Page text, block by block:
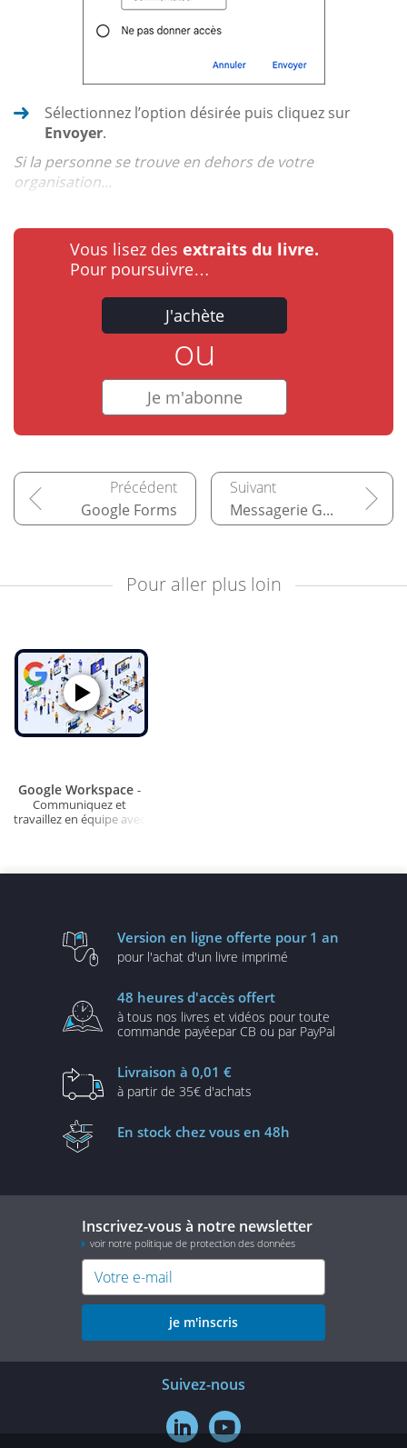
Sélectionnez l’option désirée puis cliquez sur
Envoyer.
Si la personne se trouve en dehors de votre
organisation...
Vous lisez des extraits du livre.
Pour poursuivre…
J'achète
ou
Je m'abonne
Google Forms Messagerie Gmail
Pour aller plus loin
Google Workspace -
Communiquez et
travaillez en équipe avec
Version en ligne offerte pour 1 an
pour l'achat d'un livre imprimé
48 heures d'accès offert
à tous nos livres et vidéos pour toute
commande payéepar CB ou par PayPal
Livraison à 0,01 €
à partir de 35€ d'achats
En stock chez vous en 48h
Inscrivez-vous à notre newsletter
voir notre politique de protection des données
je m'inscris
Suivez-nous
 